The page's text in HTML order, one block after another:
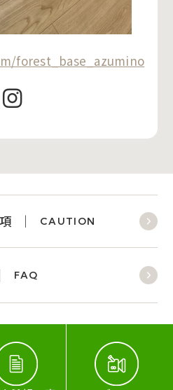
forest_base_azumino
CAUTION
FAQ